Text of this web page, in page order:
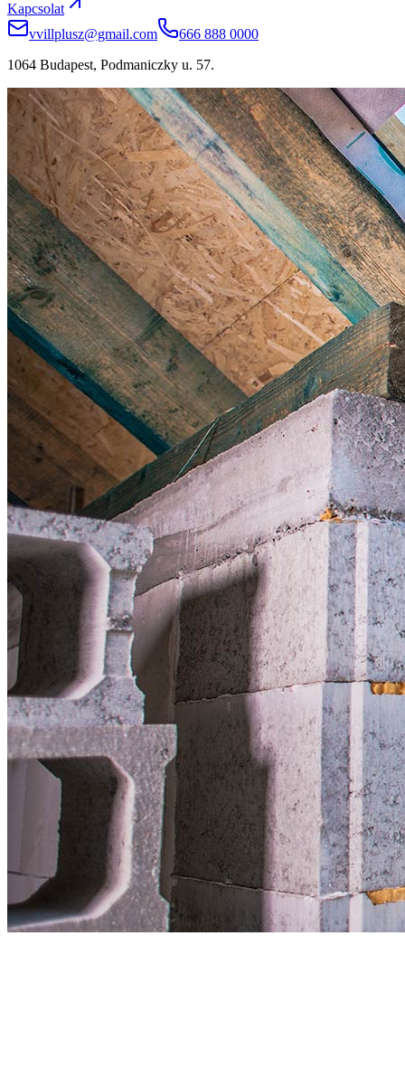
Kapcsolat
vvillplusz@gmail.com
666 888 0000
1064 Budapest, Podmaniczky u. 57.